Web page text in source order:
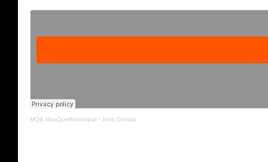
MQB MasQueBasketpal · Jordi Grimau